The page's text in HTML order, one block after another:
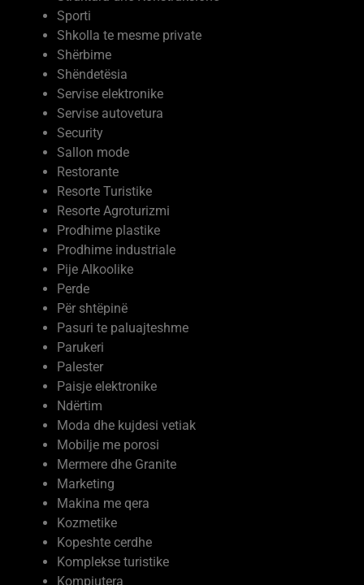
Shërbime
Shëndetësia
Servise elektronike
Servise autovetura
Security
Sallon mode
Restorante
Resorte Turistike
Resorte Agroturizmi
Prodhime plastike
Prodhime industriale
Pije Alkoolike
Perde
Për shtëpinë
Pasuri te paluajteshme
Parukeri
Palester
Paisje elektronike
Ndërtim
Moda dhe kujdesi vetiak
Mobilje me porosi
Mermere dhe Granite
Marketing
Makina me qera
Kozmetike
Kopeshte cerdhe
Komplekse turistike
Kompjutera
Kolltuke divane
Klinike mjeksore